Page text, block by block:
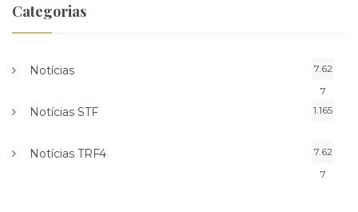
Categorias
Notícias
7.62
7
Notícias STF 1.165
Notícias TRF4
7.62
7